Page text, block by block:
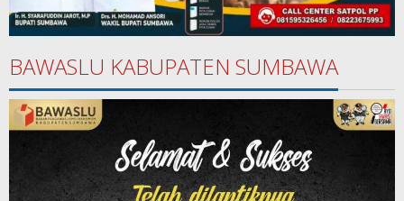
BAWASLU KABUPATEN SUMBAWA